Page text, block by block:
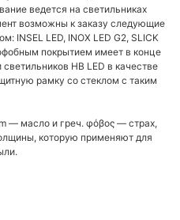
ведется на светильниках
возможны к заказу следующие
INSEL LED, INOX LED G2, SLICK
покрытием имеет в конце
HB LED в качестве
рамку со стеклом с таким
— масло и греч. φόβος — страх,
которую применяют для